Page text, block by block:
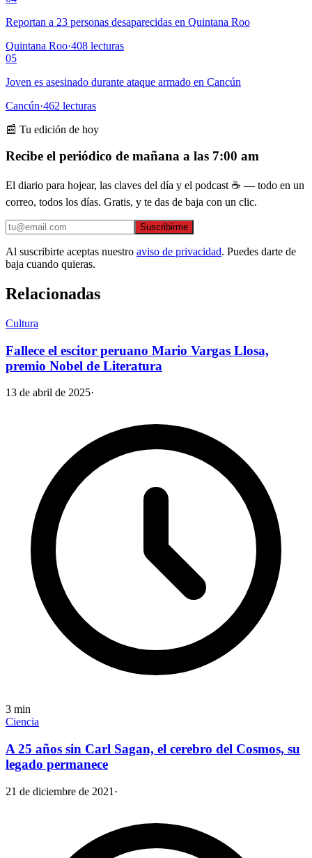
Reportan a 23 personas desaparecidas en Quintana Roo
Quintana Roo·408 lecturas
05
Joven es asesinado durante ataque armado en Cancún
Cancún·462 lecturas
📰 Tu edición de hoy
Recibe el periódico de mañana a las 7:00 am
El diario para hojear, las claves del día y el podcast ☕ — todo en un
correo, todos los días. Gratis, y te das de baja con un clic.
Suscribirme
Al suscribirte aceptas nuestro aviso de privacidad. Puedes darte de
baja cuando quieras.
Relacionadas
Cultura
Fallece el escitor peruano Mario Vargas Llosa,
premio Nobel de Literatura
13 de abril de 2025·
3 min
Ciencia
A 25 años sin Carl Sagan, el cerebro del Cosmos, su
legado permanece
21 de diciembre de 2021 ·